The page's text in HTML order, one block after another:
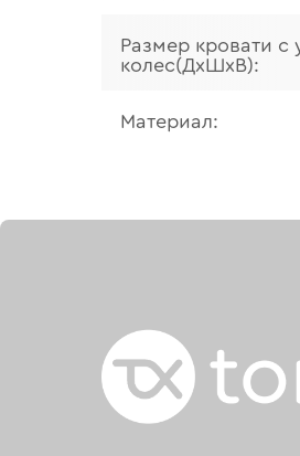
Размер кровати с
колес(ДхШхВ):
Материал: